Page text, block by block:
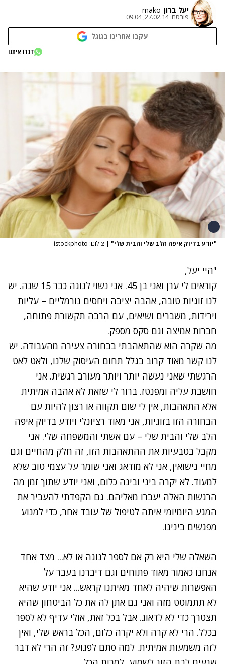
יעל ברון mako
פורסם:27.02.14, 09:04
עקבו אחרינו בגוגל
דברו איתנו
"יודע בדיוק איפה הלב שלי והבית שלי" | צילום: istockphoto
"היי יעל,
קוראים לי ערן ואני בן 45. אני נשוי לנוגה כבר 15 שנה. יש
לנו זוגיות טובה, אהבה יציבה ויחסים נורמליים – עליות
וירידות, משברים ושיאים, עם הרבה תקשורת פתוחה,
חברות אמיצה וגם סקס מספק.
מה שקרה הוא שהתאהבתי בבחורה צעירה מהעבודה. יש
לנו קשר מאוד קרוב בגלל תחום העיסוק שלנו, ולאט לאט
הרגשתי שאני נעשה יותר ויותר מעורב רגשית. אני
חושבת עליה ומפנטז. ברור לי שזאת לא אהבה אמיתית
אלא התאהבות, אין לי שום תקווה או רצון להיות עם
הבחורה הזו בזוגיות, אני מאוד רציונלי ויודע בדיוק איפה
הלב שלי והבית שלי – עם אשתי והמשפחה שלי. אני
מקבל בטבעיות את ההתאהבות הזו, זה חלק מהחיים וגם
מחיי נישואין, אני לא מודאג ואני שומר על עצמי טוב שלא
למעוד. לא יקרה ביני ובינה כלום, ואני יודע שתוך זמן מה
הרגשות האלה יעברו מאליהם. גם הקפדתי להעביר את
המגע היומיומי איתה לטיפול של עובד אחר, כדי למנוע
מפגשים בינינו.
השאלה שלי היא רק אם לספר לנוגה או לא... מצד אחד
אנחנו כאמור מאוד פתוחים וגם דיברנו בעבר על
האפשרות שיהיה לאחד מאיתנו קראש... אני יודע שהיא
לא תתמוטט מזה ואני גם אתן לה את כל הביטחון שהיא
תצטרך כדי לא לדאוג. אבל בכל זאת, אולי עדיף לא לספר
בכלל. הרי לא קרה ולא יקרה כלום, הכל בראש שלי, ואין
לזה משמעות אמיתית. למה סתם לפגוע? זה הרי לא דבר